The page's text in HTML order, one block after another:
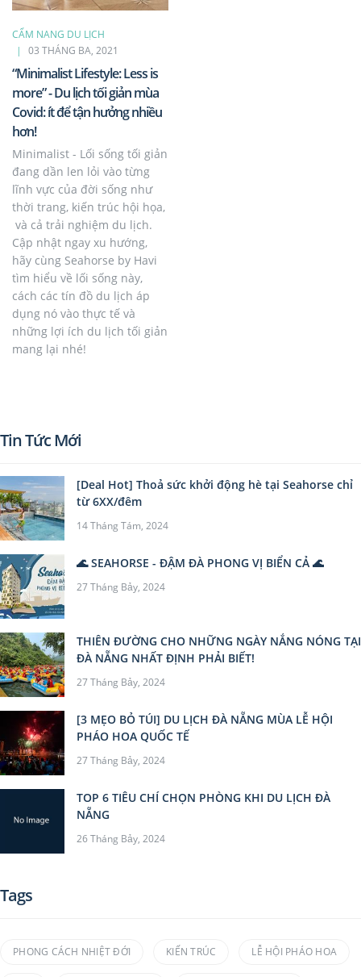
CẨM NANG DU LỊCH
03 THÁNG BA, 2021
“Minimalist Lifestyle: Less is
more” - Du lịch tối giản mùa
Covid: ít để tận hưởng nhiều
hơn!
Minimalist - Lối sống tối giản
đang dần len lỏi vào từng
lĩnh vực của đời sống như
thời trang, kiến trúc hội họa,
và cả trải nghiệm du lịch.
Cập nhật ngay xu hướng,
hãy cùng Seahorse by Havi
tìm hiểu về lối sống này,
cách các tín đồ du lịch áp
dụng nó vào thực tế và
những lợi ích du lịch tối giản
mang lại nhé!
Tin Tức Mới
[Deal Hot] Thoả sức khởi động hè tại Seahorse chỉ
từ 6XX/đêm
14 Tháng Tám, 2024
🌊 SEAHORSE - ĐẬM ĐÀ PHONG VỊ BIỂN CẢ 🌊
27 Tháng Bảy, 2024
THIÊN ĐƯỜNG CHO NHỮNG NGÀY NẮNG NÓNG TẠI
ĐÀ NẴNG NHẤT ĐỊNH PHẢI BIẾT!
27 Tháng Bảy, 2024
[3 MẸO BỎ TÚI] DU LỊCH ĐÀ NẴNG MÙA LỄ HỘI
PHÁO HOA QUỐC TẾ
27 Tháng Bảy, 2024
TOP 6 TIÊU CHÍ CHỌN PHÒNG KHI DU LỊCH ĐÀ
NẴNG
26 Tháng Bảy, 2024
Tags
PHONG CÁCH NHIỆT ĐỚI KIẾN TRÚC LỄ HỘI PHÁO HOA